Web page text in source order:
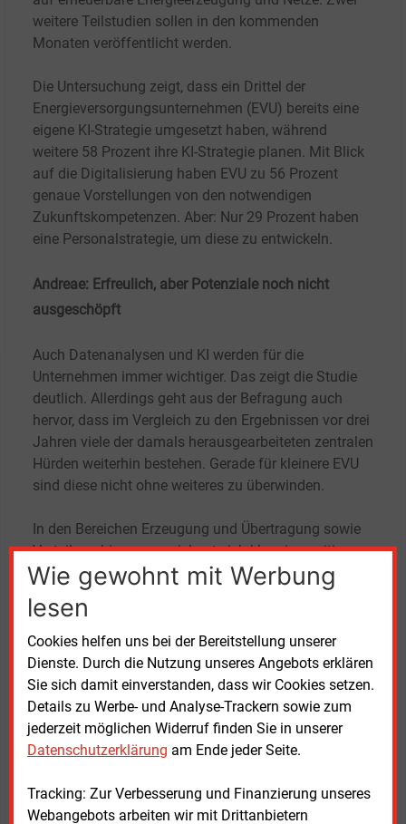
Wie gewohnt mit Werbung
lesen
Cookies helfen uns bei der Bereitstellung unserer
Dienste. Durch die Nutzung unseres Angebots erklären
Sie sich damit einverstanden, dass wir Cookies setzen.
Details zu Werbe- und Analyse-Trackern sowie zum
jederzeit möglichen Widerruf finden Sie in unserer
Datenschutzerklärung am Ende jeder Seite.
Tracking: Zur Verbesserung und Finanzierung unseres
Webangebots arbeiten wir mit Drittanbietern
weitere Teilstudien sollen in den kommenden
Monaten veröffentlicht werden.
Die Untersuchung zeigt, dass ein Drittel der
Energieversorgungsunternehmen (EVU) bereits eine
eigene KI-Strategie umgesetzt haben, während
weitere 58 Prozent ihre KI-Strategie planen. Mit Blick
auf die Digitalisierung haben EVU zu 56 Prozent
genaue Vorstellungen von den notwendigen
Zukunftskompetenzen. Aber: Nur 29 Prozent haben
eine Personalstrategie, um diese zu entwickeln.
Andreae: Erfreulich, aber Potenziale noch nicht
ausgeschöpft
Auch Datenanalysen und KI werden für die
Unternehmen immer wichtiger. Das zeigt die Studie
deutlich. Allerdings geht aus der Befragung auch
hervor, dass im Vergleich zu den Ergebnissen vor drei
Jahren viele der damals herausgearbeiteten zentralen
Hürden weiterhin bestehen. Gerade für kleinere EVU
sind diese nicht ohne weiteres zu überwinden.
In den Bereichen Erzeugung und Übertragung sowie
Verteilung hingegen zeichnet sich klar ein positives
Bild ab: Viele von den relevanten KI-Anwendungen
etablieren sich mit Verbreitungsgraden von
durchschnittlich 30 bis 50
„Die Studie beweist eindrücklich, dass die digitale
Transformation und insbesondere KI keine
Nischenthemen für die Unternehmen der
Energiewirtschaft sind“, sagt Kerstin Andreae,
Vorsitzende der BDEW-Hauptgeschäftsführung. „Die
entwickeln Strategien für eine KI-Nutzung mit echten
Produktivitäts- und Effizienzgewinnen.“ Die